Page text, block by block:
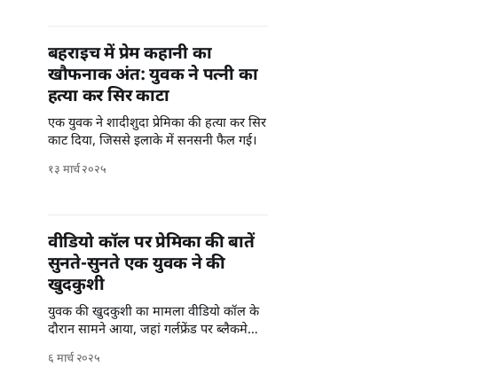
बहराइच में प्रेम कहानी का
खौफनाक अंत: युवक ने पत्नी का
हत्या कर सिर काटा
एक युवक ने शादीशुदा प्रेमिका की हत्या कर सिर
काट दिया, जिससे इलाके में सनसनी फैल गई।
१३ मार्च २०२५
वीडियो कॉल पर प्रेमिका की बातें
सुनते-सुनते एक युवक ने की
खुदकुशी
युवक की खुदकुशी का मामला वीडियो कॉल के
दौरान सामने आया, जहां गर्लफ्रेंड पर ब्लैकमेलिंग
का आरोप है।
६ मार्च २०२५